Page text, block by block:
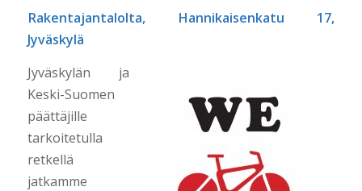
Rakentajantalolta, Hannikaisenkatu 17,
Jyväskylä
Jyväskylän ja
Keski-Suomen
päättäjille
tarkoitetulla
retkellä
jatkamme